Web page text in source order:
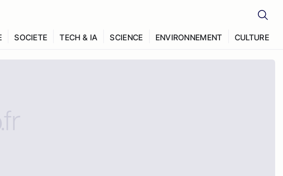
SOCIETE TECH & IA SCIENCE ENVIRONNEMENT CULTURE